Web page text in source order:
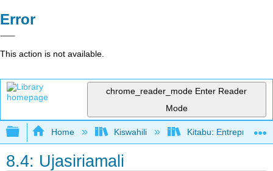
Error
This action is not available.
chrome_reader_mode Enter Reader
Mode
Expand/collapse global hierarchy
Home Kiswahili Kitabu:
8.4: Ujasiriamali